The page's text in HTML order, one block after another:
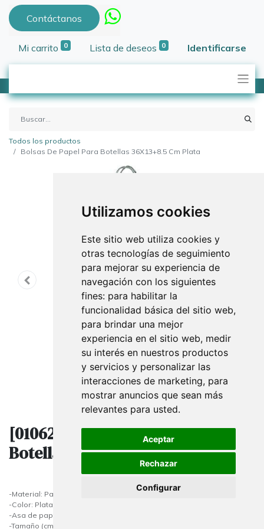
Utilizamos cookies
Este sitio web utiliza cookies y
otras tecnologías de seguimiento
para mejorar su experiencia de
navegación con los siguientes
fines: para habilitar la
funcionalidad básica del sitio web,
para brindar una mejor
experiencia en el sitio web, medir
su interés en nuestros productos
y servicios y personalizar las
interacciones de marketing, para
mostrar anuncios que sean más
relevantes para usted.
Aceptar
Rechazar
Configurar
Contáctanos
Mi carrito 0 Lista de deseos 0 Identificarse
Todos los productos
Bolsas De Papel Para Botellas 36X13+8.5 Cm Plata
[010626] Bolsas De Papel Para
Botellas 36X13+8.5 Cm Plata
-Material: Papel Celulosa
-Color: Plata
-Asa de papel rizado
-Tamaño (cm) AL X AN X F - 39x14+8.5